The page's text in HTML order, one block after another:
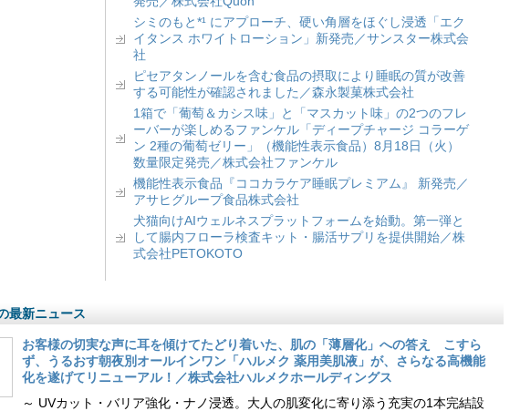
シミのもと*¹ にアプローチ、硬い角層をほぐし浸透「エク
イタンス ホワイトローション」新発売／サンスター株式会
社
ピセアタンノールを含む食品の摂取により睡眠の質が改善
する可能性が確認されました／森永製菓株式会社
1箱で「葡萄＆カシス味」と「マスカット味」の2つのフレ
ーバーが楽しめるファンケル「ディープチャージ コラーゲ
ン 2種の葡萄ゼリー」（機能性表示食品）8月18日（火）
数量限定発売／株式会社ファンケル
機能性表示食品『ココカラケア睡眠プレミアム』 新発売／
アサヒグループ食品株式会社
犬猫向けAIウェルネスプラットフォームを始動。第一弾と
して腸内フローラ検査キット・腸活サプリを提供開始／株
式会社PETOKOTO
最新ニュース
お客様の切実な声に耳を傾けてたどり着いた、肌の「薄層化」への答え こすら
ず、うるおす朝夜別オールインワン「ハルメク 薬用美肌液」が、さらなる高機能
化を遂げてリニューアル！／株式会社ハルメクホールディングス
～ UVカット・バリア強化・ナノ浸透。大人の肌変化に寄り添う充実の1本完結設